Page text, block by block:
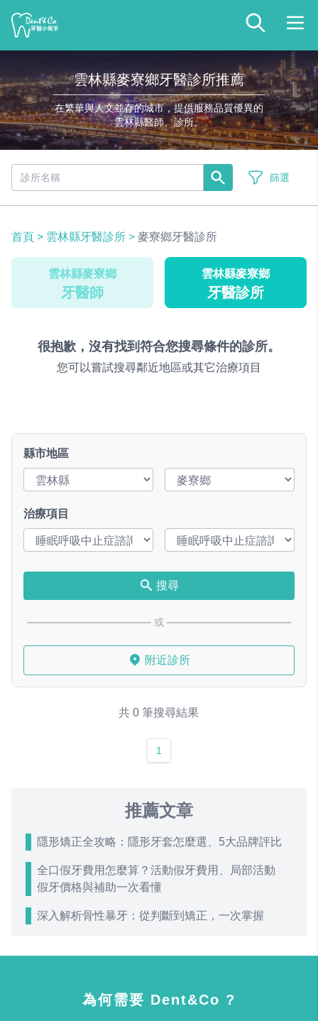
雲林縣麥寮鄉牙醫診所推薦
在繁華與人文並存的城市，提供服務品質優異的
雲林縣醫師、診所。
篩選
首頁 > 雲林縣牙醫診所 > 麥寮鄉牙醫診所
雲林縣麥寮鄉
牙醫師
雲林縣麥寮鄉
牙醫診所
很抱歉，沒有找到符合您搜尋條件的診所。
您可以嘗試搜尋鄰近地區或其它治療項目
縣市地區
治療項目
搜尋
或
附近診所
共 0 筆搜尋結果
1
推薦文章
隱形矯正全攻略：隱形牙套怎麼選、5大品牌評比
全口假牙費用怎麼算？活動假牙費用、局部活動
假牙價格與補助一次看懂
深入解析骨性暴牙：從判斷到矯正，一次掌握
為何需要 Dent&Co ?